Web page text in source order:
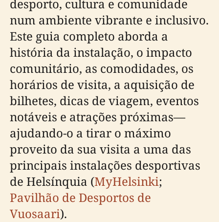
desporto, cultura e comunidade
num ambiente vibrante e inclusivo.
Este guia completo aborda a
história da instalação, o impacto
comunitário, as comodidades, os
horários de visita, a aquisição de
bilhetes, dicas de viagem, eventos
notáveis e atrações próximas—
ajudando-o a tirar o máximo
proveito da sua visita a uma das
principais instalações desportivas
de Helsínquia (MyHelsinki;
Pavilhão de Desportos de
Vuosaari).